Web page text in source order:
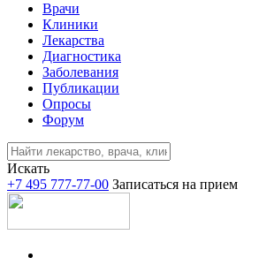
Врачи
Клиники
Лекарства
Диагностика
Заболевания
Публикации
Опросы
Форум
Искать
+7 495 777-77-00 Записаться на прием